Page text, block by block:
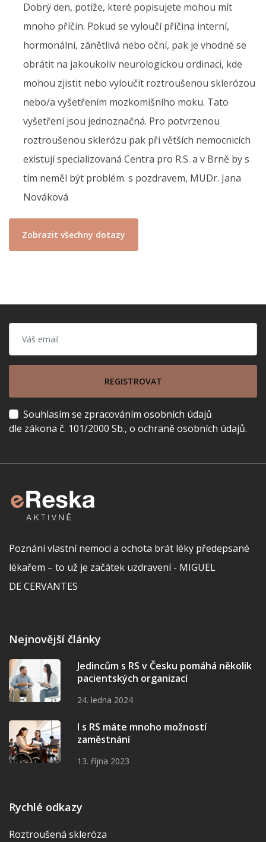
Dobrý den, potíže, které popisujete mohou mít
mnoho příčin. Pokud se vyloučí příčina interní,
hormonální, zánětlivá nebo oční, pak je vhodné se
obrátit na jakoukoliv neurologickou ordinaci, kde
mohou zjistit nebo vyloučit roztroušenou sklerózou
nebo/a vyšetřením mozkomíšního moku. Tato
vyšetření jsou jednoznačná. Pro potvrzenou
roztroušenou sklerózu pak při větších nemocnicích
existují specializovaná Centra pro R.S. a v Brně by s
tím neměl být problém. s pozdravem, MUDr. Jana
Nováková
Zobrazit všechny dotazy
REGISTROVAT
Souhlasím se zpracováním osobních údajů
dle zákona č. 101/2000 Sb., o ochraně osobních údajů.
Poznání vlastní nemoci a ochota brát léky předepsané
lékařem – to už je začátek uzdravení - MIGUEL
DE CERVANTES
Nejnovější články
Jedincům s RS v Česku pomáhá několik
pacientských organizací
24. ledna 2024
I s RS máte mnoho možností
zaměstnání
13. října 2023
Rychlé odkazy
Roztroušená skleróza